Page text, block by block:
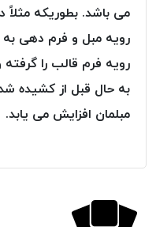
توری
پلیسه
بتا
KORD
BETA
دوک
پایین
OMEGA
می باشد. بطوریکه
رویه مبل و فرم دهی به
رویه فرم قالب را
به حال قبل از کشیده
مبلمان افزایش می یابد.